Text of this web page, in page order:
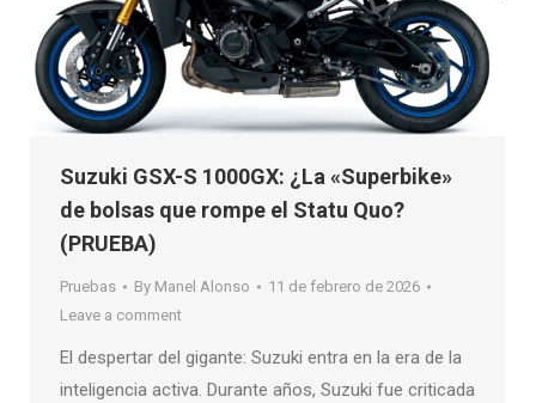
Suzuki GSX-S 1000GX: ¿La «Superbike»
de bolsas que rompe el Statu Quo?
(PRUEBA)
Pruebas By Manel Alonso
11 de febrero de 2026
Leave a comment
El despertar del gigante: Suzuki entra en la era de la
inteligencia activa. Durante años, Suzuki fue criticada